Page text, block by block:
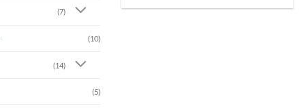
(7)
(10)
(14)
(5)